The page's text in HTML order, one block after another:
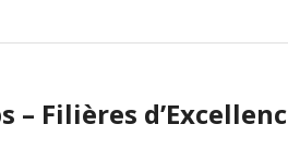
– Filières